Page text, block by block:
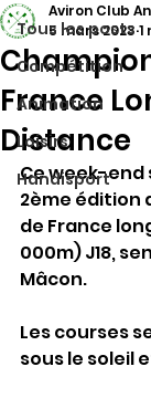
Tous les posts
Compétition
Animation
Loisirs
Handisport
France
Distance
Aviron Club
5 mars 2023 1
Ce week-end
2ème édition
de France
000m) J18,
Mâcon.
Les courses
sous le soleil